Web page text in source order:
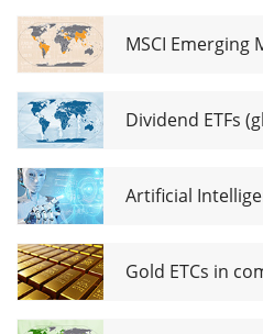
Dividend ETFs
Gold ETCs in